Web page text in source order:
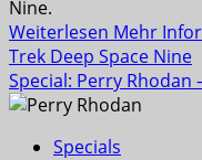
Nine.
Weiterlesen Mehr
Trek Deep Space Nine
Special: Perry Rhodan
Specials